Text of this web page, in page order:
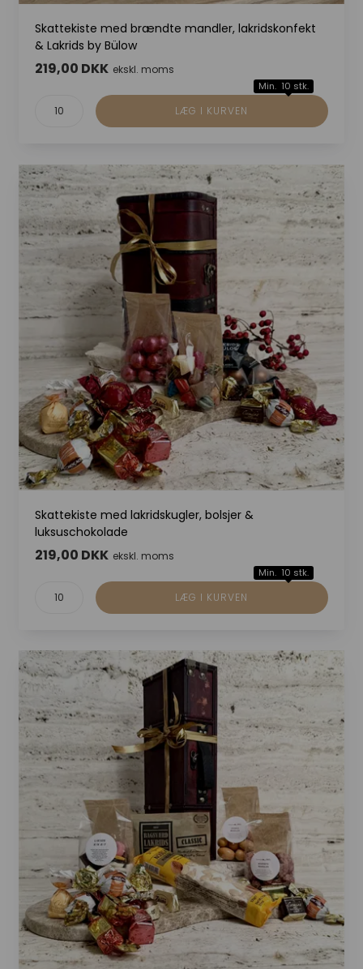
Skattekiste med brændte mandler, lakridskonfekt
& Lakrids by Bülow
219,00 DKK ekskl. moms
Min. 10 stk.
Skattekiste med lakridskugler, bolsjer &
luksuschokolade
219,00 DKK ekskl. moms
Min. 10 stk.